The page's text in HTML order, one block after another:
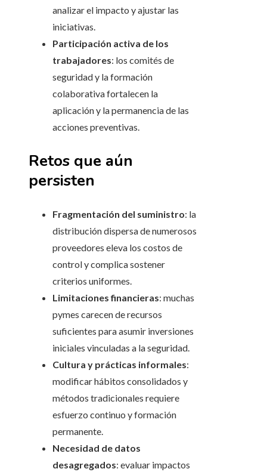
analizar el impacto y ajustar las
iniciativas.
Participación activa de los
trabajadores: los comités de
seguridad y la formación
colaborativa fortalecen la
aplicación y la permanencia de las
acciones preventivas.
Retos que aún
persisten
Fragmentación del suministro: la
distribución dispersa de numerosos
proveedores eleva los costos de
control y complica sostener
criterios uniformes.
Limitaciones financieras: muchas
pymes carecen de recursos
suficientes para asumir inversiones
iniciales vinculadas a la seguridad.
Cultura y prácticas informales:
modificar hábitos consolidados y
métodos tradicionales requiere
esfuerzo continuo y formación
permanente.
Necesidad de datos
desagregados: evaluar impactos